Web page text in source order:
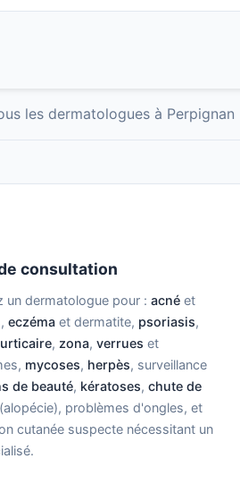
les dermatologues à Perpignan
consultation
un dermatologue pour :acné et
eczéma et dermatite, psoriasis,
urticaire, zona,verrues et
mycoses, herpès, surveillance
de beauté, kératoses,chute de
(alopécie), problèmes d'ongles, et
cutanée suspecte nécessitant un